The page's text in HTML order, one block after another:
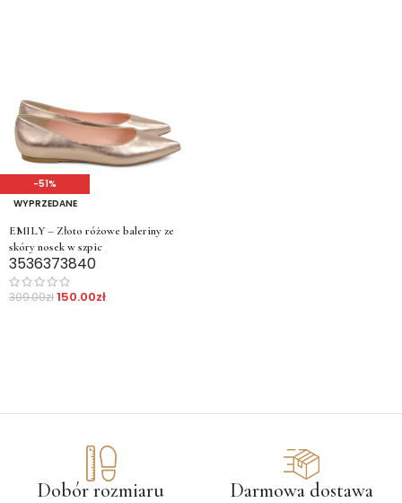
-51%
WYPRZEDANE
EMILY – Złoto różowe baleriny ze
skóry nosek w szpic
3536373840
309.00zł150.00zł
Dobór rozmiaru Darmowa dostawa